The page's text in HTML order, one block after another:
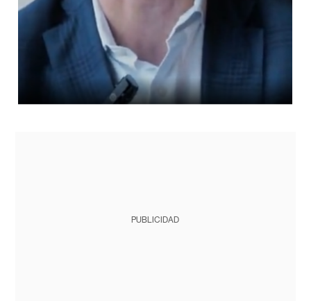
PUBLICIDAD